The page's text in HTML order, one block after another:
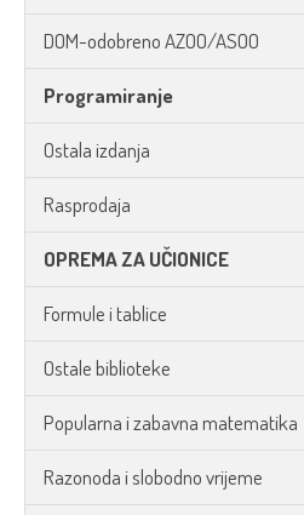
DOM-odobreno AZOO/ASOO
Programiranje
Ostala izdanja
Rasprodaja
OPREMA ZA UČIONICE
Formule i tablice
Ostale biblioteke
Popularna i zabavna matematika
Razonoda i slobodno vrijeme